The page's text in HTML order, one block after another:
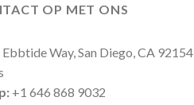
OP MET ONS
Way, San Diego, CA 92154
+1 646 868 9032